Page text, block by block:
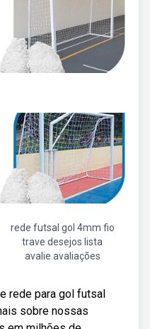
rede futsal gol 4mm fio
trave desejos lista
avalie avaliações
rede para gol futsal
sobre nossas